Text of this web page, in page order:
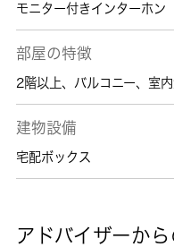
モニター付きインターホン
部屋の特徴
2階以上、 バルコニー、 室
建物設備
宅配ボックス
アドバイザーか